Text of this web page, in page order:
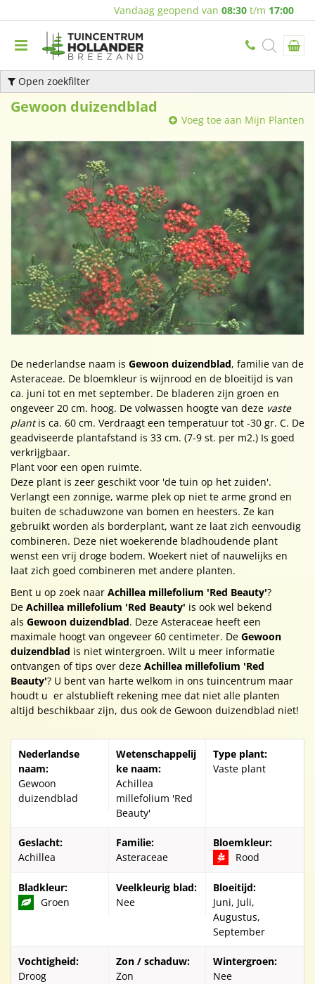
Vandaag geopend van 08:30 t/m 17:00
Open zoekfilter
Gewoon duizendblad
Voeg toe aan Mijn Planten
De nederlandse naam is Gewoon duizendblad, familie van de
Asteraceae. De bloemkleur is wijnrood en de bloeitijd is van
ca. juni tot en met september. De bladeren zijn groen en
ongeveer 20 cm. hoog. De volwassen hoogte van deze vaste
plantis ca. 60 cm. Verdraagt een temperatuur tot -30 gr. C. De
geadviseerde plantafstand is 33 cm. (7-9 st. per m2.) Is goed
verkrijgbaar.
Plant voor een open ruimte.
Deze plant is zeer geschikt voor 'de tuin op het zuiden'.
Verlangt een zonnige, warme plek op niet te arme grond en
buiten de schaduwzone van bomen en heesters. Ze kan
gebruikt worden als borderplant, want ze laat zich eenvoudig
combineren. Deze niet woekerende bladhoudende plant
wenst een vrij droge bodem. Woekert niet of nauwelijks en
laat zich goed combineren met andere planten.
Bent u op zoek naar Achillea millefolium 'Red Beauty'?
De Achillea millefolium 'Red Beauty' is ook wel bekend
als Gewoon duizendblad. Deze Asteraceae heeft een
maximale hoogt van ongeveer 60 centimeter. De Gewoon
duizendblad is niet wintergroen. Wilt u meer informatie
ontvangen of tips over deze Achillea millefolium 'Red
Beauty'? U bent van harte welkom in ons tuincentrum maar
houdt u er alstublieft rekening mee dat niet alle planten
altijd beschikbaar zijn, dus ook de Gewoon duizendblad niet!
Nederlandse
naam:
Gewoon
duizendblad
Wetenschappelij
ke naam:
Achillea
millefolium 'Red
Beauty'
Type plant:
Vaste plant
Geslacht:
Achillea
Familie:
Asteraceae
Bloemkleur:
Rood
Bladkleur:
Groen
Veelkleurig blad:
Nee
Bloeitijd:
Juni, Juli,
Augustus,
September
Vochtigheid:
Droog
Zon / schaduw:
Zon
Wintergroen:
Nee